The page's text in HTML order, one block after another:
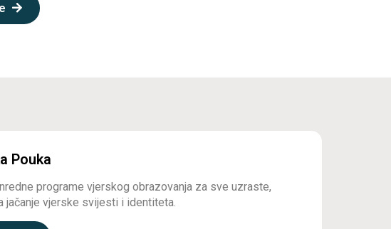
Pouka
programe vjerskog obrazovanja za sve uzraste,
jačanje vjerske svijesti i identiteta.